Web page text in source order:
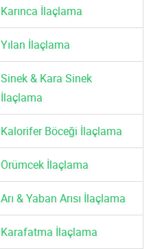
Karınca İlaçlama
Yılan İlaçlama
Sinek & Kara Sinek
İlaçlama
Kalorifer Böceği İlaçlama
Örümcek İlaçlama
Arı & Yaban Arısı İlaçlama
Karafatma İlaçlama